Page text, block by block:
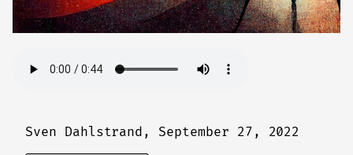
Sven Dahlstrand, September 27, 2022